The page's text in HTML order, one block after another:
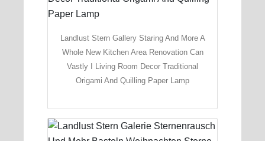
Landlust Stern Gallery Staring And More A
Whole New Kitchen Area Renovation Can
Vastly I Living Room Decor Traditional
Origami And Quilling Paper Lamp